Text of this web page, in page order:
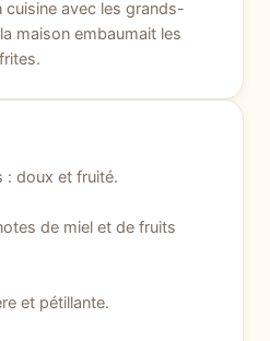
avec les grands-
maison embaumait les
: doux et fruité.
de miel et de fruits
et pétillante.